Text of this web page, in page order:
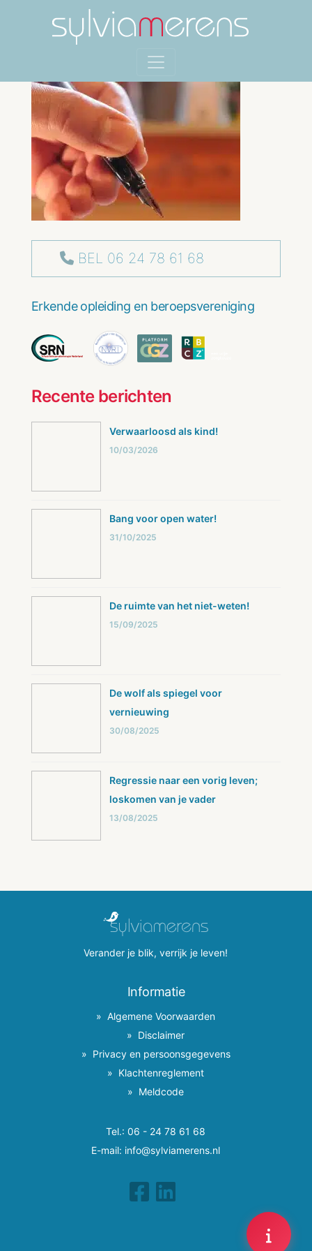
BEL 06 24 78 61 68
Erkende opleiding en beroepsvereniging
Recente berichten
Verwaarloosd als kind!
10/03/2026
Bang voor open water!
31/10/2025
De ruimte van het niet-weten!
15/09/2025
De wolf als spiegel voor
vernieuwing
30/08/2025
Regressie naar een vorig leven;
loskomen van je vader
13/08/2025
Verander je blik, verrijk je leven!
Informatie
Algemene Voorwaarden
Disclaimer
Privacy en persoonsgegevens
Klachtenreglement
Meldcode
Tel.:06 - 24 78 61 68
E-mail: info@sylviamerens.nl